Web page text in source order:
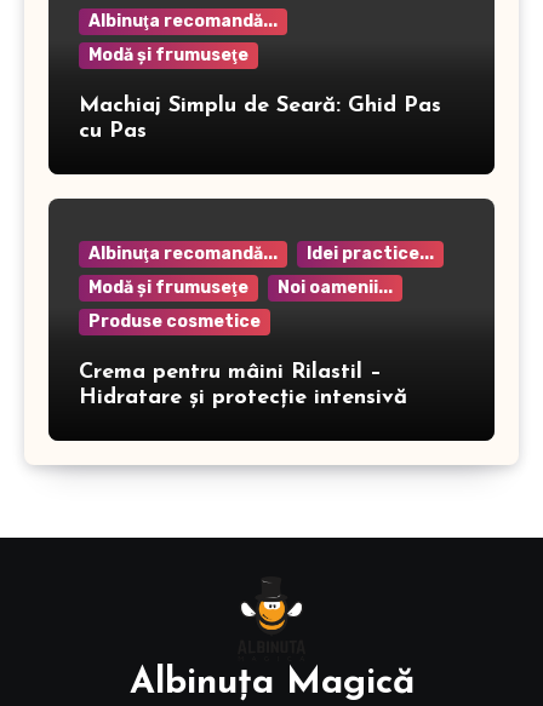
Albinuţa recomandă...
Modă şi frumuseţe
Machiaj Simplu de Seară: Ghid Pas
cu Pas
Albinuţa recomandă...
Idei practice...
Modă şi frumuseţe
Noi oamenii...
Produse cosmetice
Crema pentru mâini Rilastil –
Hidratare și protecție intensivă
Albinuţa Magică